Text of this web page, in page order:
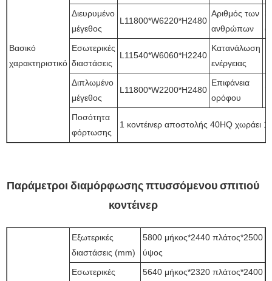
Βασικό
χαρακτηριστικό
Διευρυμένο
μέγεθος
L11800*W6220*H2480
Αριθμός των
ανθρώπων
Εσωτερικές
διαστάσεις
L11540*W6060*H2240
Κατανάλωση
ενέργειας
Διπλωμένο
μέγεθος
L11800*W2200*H2480
Επιφάνεια
ορόφου
Ποσότητα
φόρτωσης
1 κοντέινερ αποστολής 40HQ χωράει 1
Παράμετροι διαμόρφωσης πτυσσόμενου σπιτιού
κοντέινερ
Εξωτερικές
διαστάσεις (mm)
5800 μήκος*2440 πλάτος*2500
ύψος
Εσωτερικές
5640 μήκος*2320 πλάτος*2400